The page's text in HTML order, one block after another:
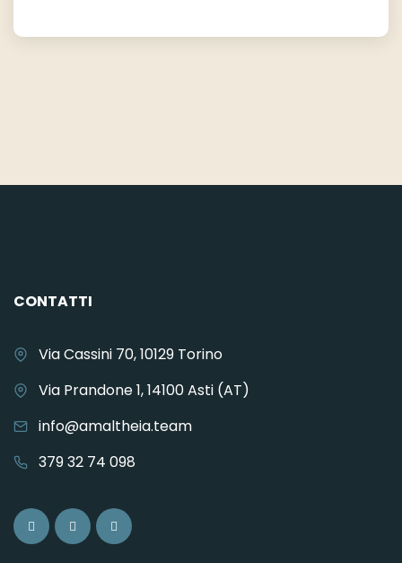
CONTATTI
Via Cassini 70, 10129 Torino
Via Prandone 1, 14100 Asti (AT)
info@amaltheia.team
379 32 74 098